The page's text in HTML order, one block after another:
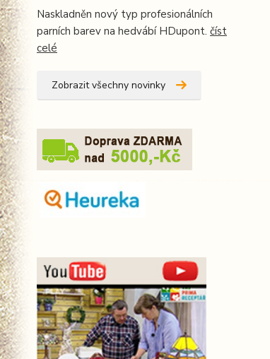
Naskladněn nový typ profesionálních
parních barev na hedvábí HDupont. číst
celé
Zobrazit všechny novinky